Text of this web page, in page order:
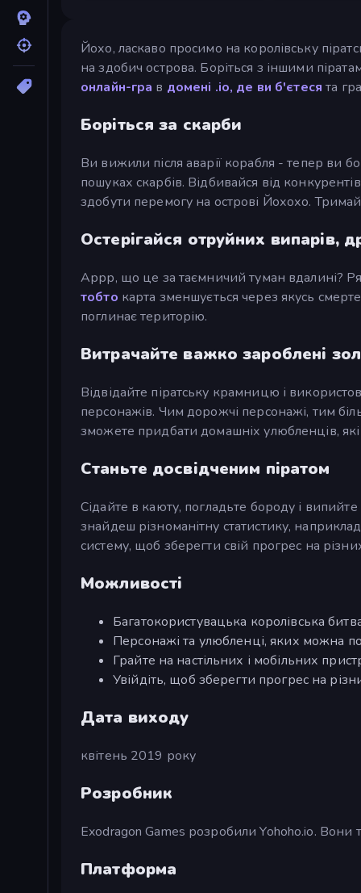
Йохо, ласкаво просимо на королівську
на здобич острова. Боріться з іншими
онлайн-гра в домені .io, де ви б'єтеся та
Боріться за скарби
Ви вижили після аварії корабля - тепер ви
пошуках скарбів. Відбивайся від
здобути перемогу на острові Йохохо.
Остерігайся отруйних випарів,
Аррр, що це за таємничий туман вдалині?
тобто карта зменшується через якусь
поглинає територію.
Витрачайте важко зароблені
Відвідайте піратську крамницю і
персонажів. Чим дорожчі персонажі, тим
зможете придбати домашніх улюбленців,
Станьте досвідченим піратом
Сідайте в каюту, погладьте бороду і
знайдеш різноманітну статистику,
систему, щоб зберегти свій прогрес на
Можливості
Багатокористувацька королівська
Персонажі та улюбленці, яких можна
Грайте на настільних і мобільних
Увійдіть, щоб зберегти прогрес на
Дата виходу
квітень 2019 року
Розробник
Exodragon Games розробили Yohoho.io. Вони
Платформа